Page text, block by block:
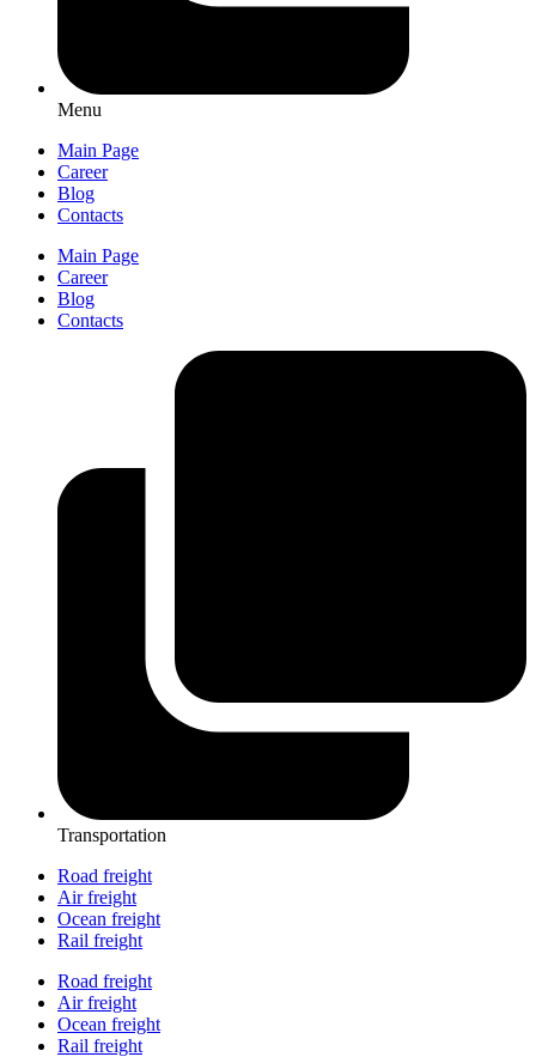
Menu
Main Page
Career
Blog
Contacts
Main Page
Career
Blog
Contacts
Transportation
Road freight
Air freight
Ocean freight
Rail freight
Road freight
Air freight
Ocean freight
Rail freight